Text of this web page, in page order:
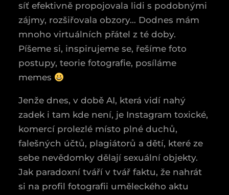
síť efektivně propojovala lidi s podobnými
zájmy, rozšiřovala obzory… Dodnes mám
mnoho virtuálních přátel z té doby.
Píšeme si, inspirujeme se, řešíme foto
postupy, teorie fotografie, posíláme
memes
Jenže dnes, v době AI, která vidí nahý
zadek i tam kde není, je Instagram toxické,
komercí prolezlé místo plné duchů,
falešných účtů, plagiátorů a dětí, které ze
sebe nevědomky dělají sexuální objekty.
Jak paradoxní tváří v tvář faktu, že nahrát
si na profil fotografii uměleckého aktu